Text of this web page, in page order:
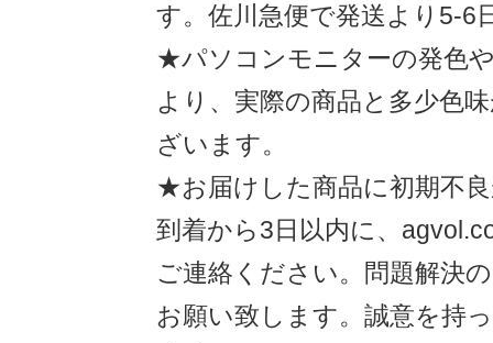
す。佐川急便で発送より5-6
★パソコンモニターの発色
より、実際の商品と多少色
ざいます。
★お届けした商品に初期不
到着から3日以内に、
ご連絡ください。問題解決
お願い致します。誠意を持